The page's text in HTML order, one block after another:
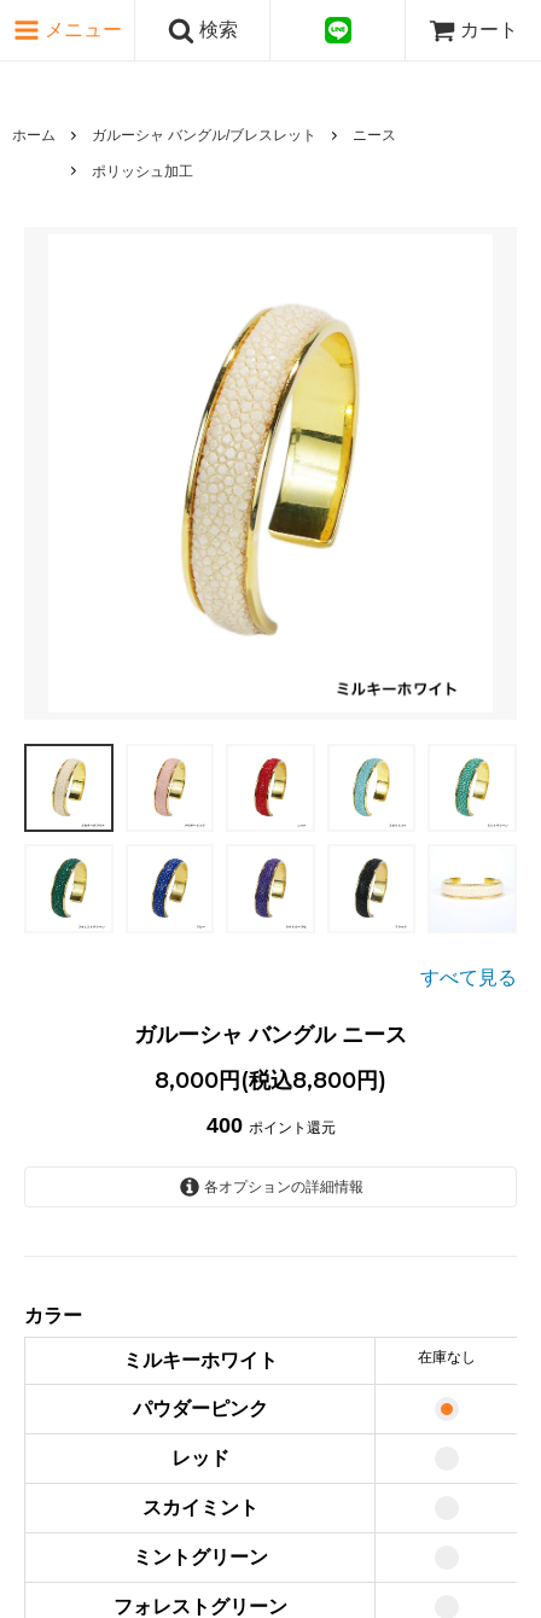
メニュー 検索 カート
ホーム ガルーシャ バングル/ブレスレット ニース
ポリッシュ加工
すべて見る
ガルーシャ バングル ニース
8,000円(税込8,800円)
400 ポイント還元
各オプションの詳細情報
ライトパープル
カラー
ミルキーホワイト 在庫なし
パウダーピンク
レッド
スカイミント
ミントグリーン
フォレストグリーン
ピンク・レッド系
ゴールド・シルバー系
国旗シリーズ
日本伝文様シリーズ